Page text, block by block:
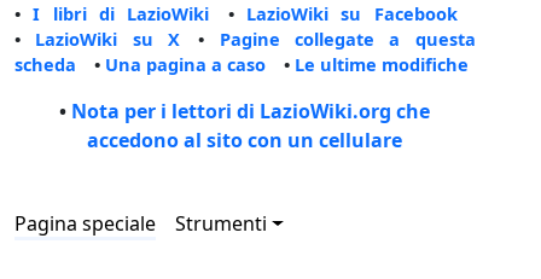
•I libri di LazioWiki • LazioWiki su Facebook
• LazioWiki su X • Pagine collegate a questa
scheda • Una pagina a caso • Le ultime modifiche
• Nota per i lettori di LazioWiki.org che
accedono al sito con un cellulare
Pagina speciale Strumenti